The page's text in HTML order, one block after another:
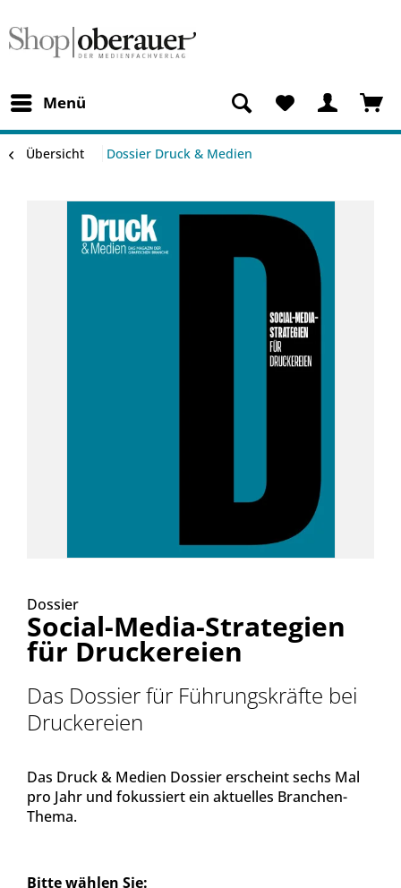
Menü
Übersicht Dossier Druck & Medien
Dossier
Social-Media-Strategien
für Druckereien
Das Dossier für Führungskräfte bei
Druckereien
Das Druck & Medien Dossier erscheint sechs Mal
pro Jahr und fokussiert ein aktuelles Branchen-
Thema.
Bitte wählen Sie: